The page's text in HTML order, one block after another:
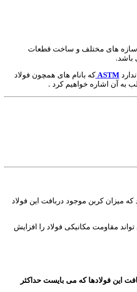
سازه های مختلف و ساخت قطعات
باشد.
ASTM که بانام های همچون فولاد
به آن اشاره خواهیم کرد .
میزان کربن موجود دربافت این فولاد
مقاومت مکانیکی فولاد را افزایش
این فولادها که می بایست حداکثر